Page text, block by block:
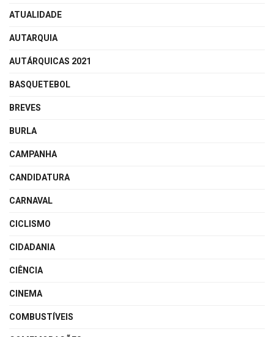
ATUALIDADE
AUTARQUIA
AUTÁRQUICAS 2021
BASQUETEBOL
BREVES
BURLA
CAMPANHA
CANDIDATURA
CARNAVAL
CICLISMO
CIDADANIA
CIÊNCIA
CINEMA
COMBUSTÍVEIS